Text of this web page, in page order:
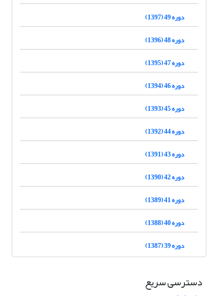
دوره 49 (1397)
دوره 48 (1396)
دوره 47 (1395)
دوره 46 (1394)
دوره 45 (1393)
دوره 44 (1392)
دوره 43 (1391)
دوره 42 (1390)
دوره 41 (1389)
دوره 40 (1388)
دوره 39 (1387)
دسترسی سریع